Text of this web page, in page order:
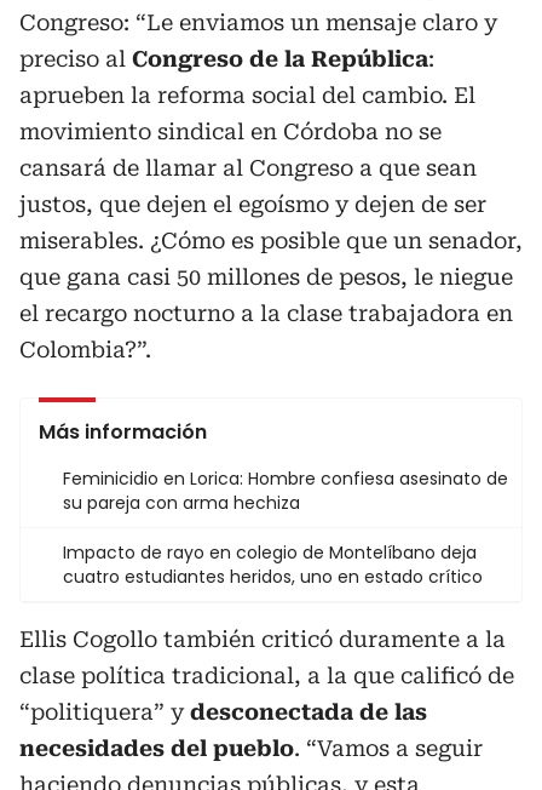
Congreso: “Le enviamos un mensaje claro y
preciso al Congreso de la República:
aprueben la reforma social del cambio. El
movimiento sindical en Córdoba no se
cansará de llamar al Congreso a que sean
justos, que dejen el egoísmo y dejen de ser
miserables. ¿Cómo es posible que un senador,
que gana casi 50 millones de pesos, le niegue
el recargo nocturno a la clase trabajadora en
Colombia?”.
Más información
Feminicidio en Lorica: Hombre confiesa asesinato de
su pareja con arma hechiza
Impacto de rayo en colegio de Montelíbano deja
cuatro estudiantes heridos, uno en estado crítico
Ellis Cogollo también criticó duramente a la
clase política tradicional, a la que calificó de
“politiquera” ydesconectada de las
necesidades del pueblo. “Vamos a seguir
haciendo denuncias públicas, y esta